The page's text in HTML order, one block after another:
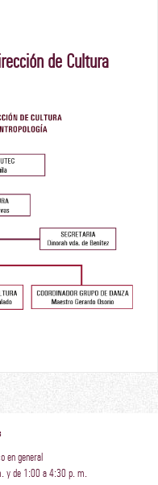
de Cultura
en general
y de 1:00 a 4:30 p. m.